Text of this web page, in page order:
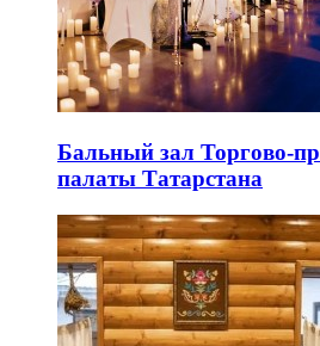
Бальный зал Торгово-
палаты Татарстана